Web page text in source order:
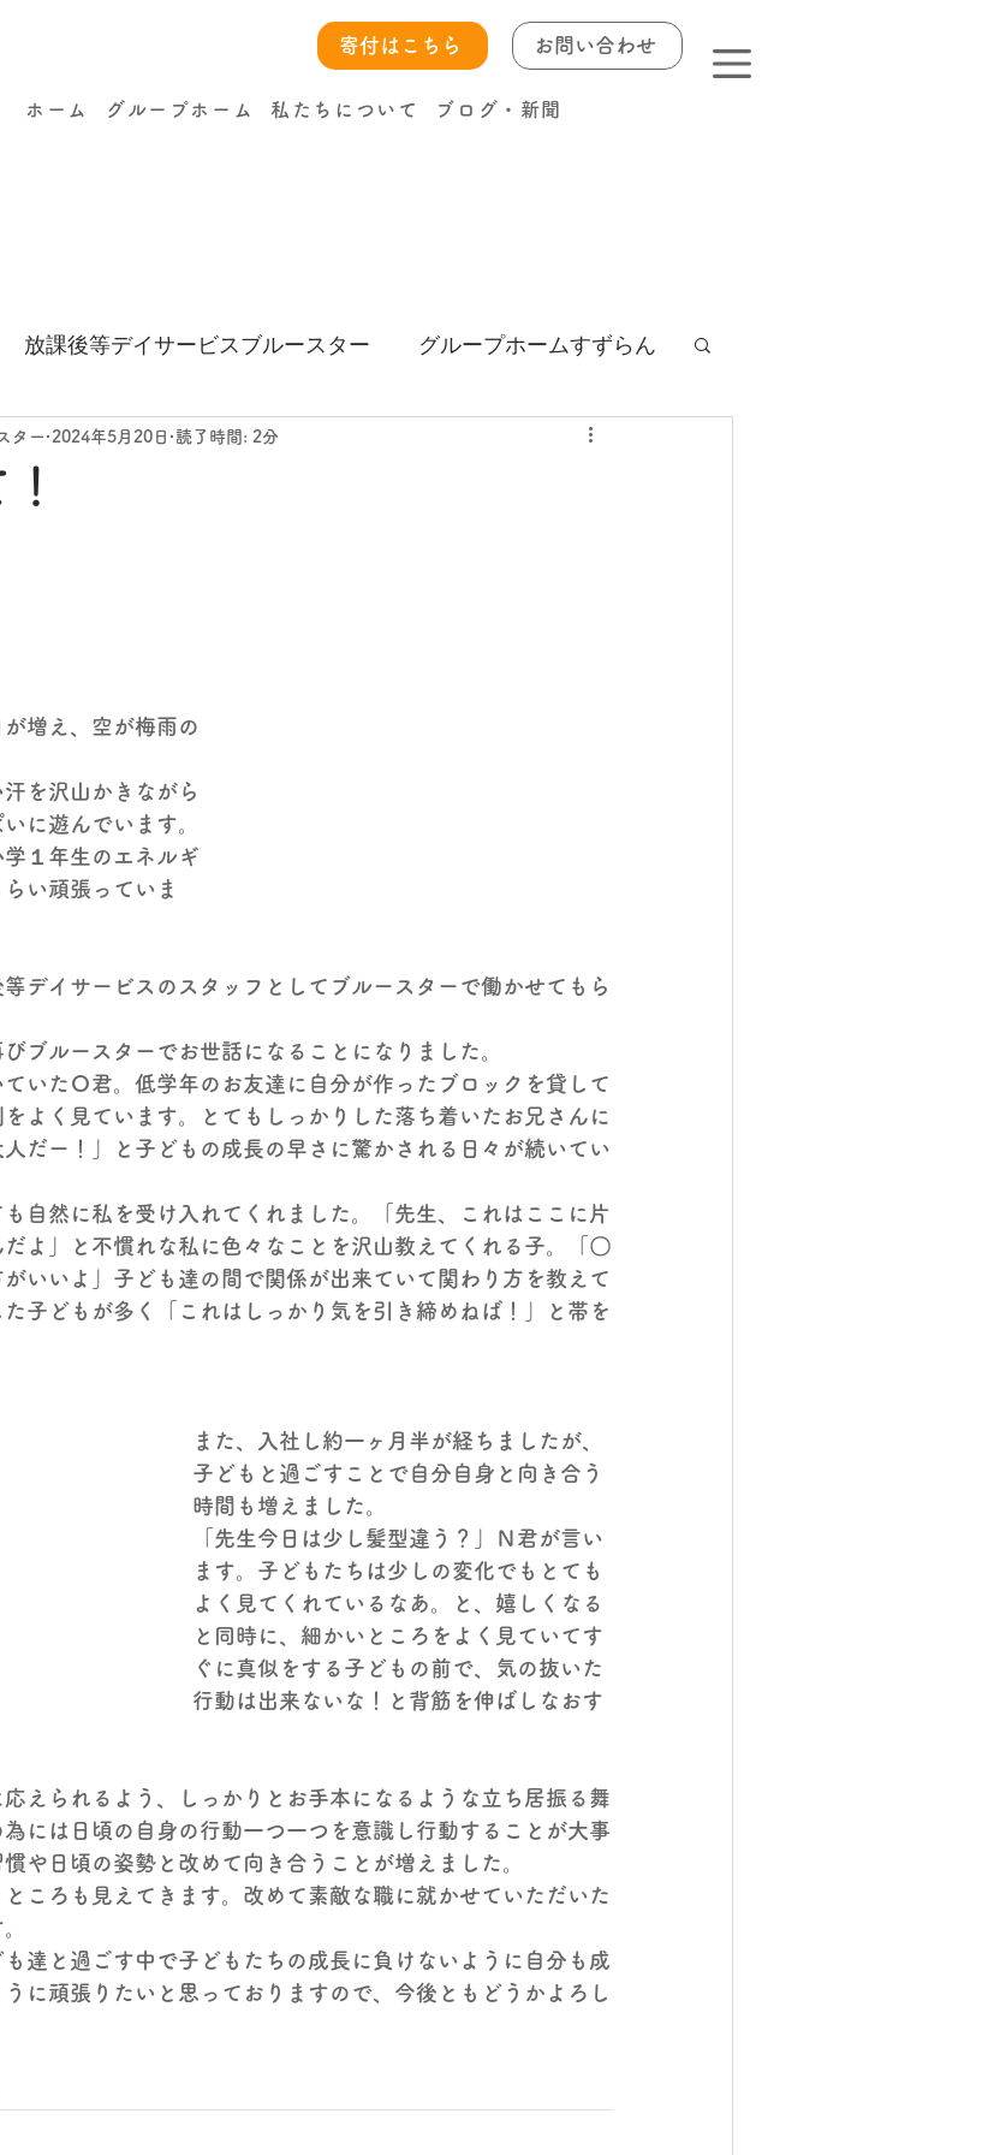
寄付はこちら お問い合わせ
ホーム グループホーム 私たちについて ブログ・新聞
放課後等デイサービスブルースター グループホームすずらん
ター 2024年5月20日 読了時間: 2分
増え、空が梅雨の
汗を沢山かきながら
に遊んでいます。
１年生のエネルギ
い頑張っていま
等デイサービスのスタッフとしてブルースターで働かせてもら
ブルースターでお世話になることになりました。
いたＯ君。低学年のお友達に自分が作ったブロックを貸して
よく見ています。とてもしっかりした落ち着いたお兄さんに
だー！」
と子どもの成長の早さに驚かされる日々が続いてい
自然に私を受け入れてくれました。「先生、これはここに片
よ」と不慣れな私に色々なことを沢山教えてくれる子。「〇
いいよ」子ども達の間で関係が出来ていて関わり方を教えて
子どもが多く
「これはしっかり気を引き締めねば！」
と帯を
また、入社し約一ヶ月半が経ちましたが、
子どもと過ごすことで自分自身と向き合う
時間も増えました。
「先生今日は少し髪型違う？」Ｎ君が言い
ます。子どもたちは少しの変化でもとても
よく見てくれているなあ。と、嬉しくなる
と同時に、細かいところをよく見ていてす
ぐに真似をする子どもの前で、気の抜いた
行動は出来ないな！と背筋を伸ばしなおす
えられるよう、しっかりとお手本になるような立ち居振る舞
には日頃の自身の行動一つ一つを意識し行動することが大事
や日頃の姿勢と改めて向き合うことが増えました。
ころも見えてきます。改めて素敵な職に就かせていただいた
達と過ごす中で子どもたちの成長に負けないように自分も成
に頑張りたいと思っておりますので、今後ともどうかよろし